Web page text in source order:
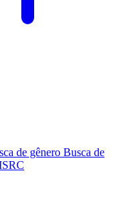
de gênero Busca de